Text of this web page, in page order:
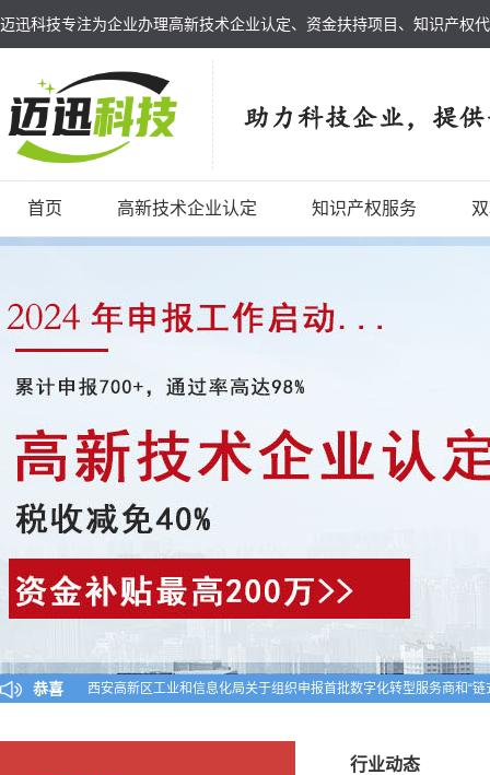
迈迅科技专注为企业办理高新技术企业认定、资金扶持项目、知识产权
首页 高新技术企业认定 知识产权服务
恭喜
西安高新区工业和信息化局关于组织申报首批数字化转型服务商和“
对陕西省认定机构2025年认定报备的第一批高新技术企业进行备案的
行业动态